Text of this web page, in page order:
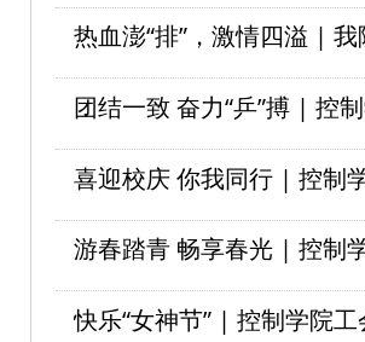
喜迎校庆 你我同行 | 控制
游春踏青 畅享春光 | 控制
快乐“女神节” | 控制学院